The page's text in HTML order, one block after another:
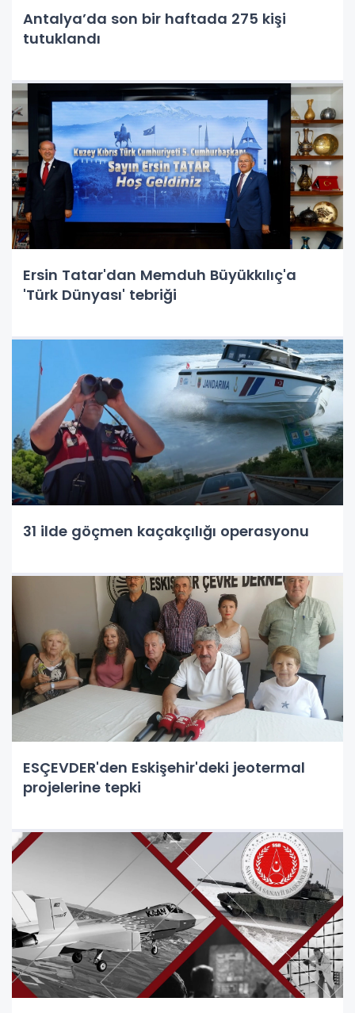
Antalya’da son bir haftada 275 kişi
tutuklandı
Ersin Tatar'dan Memduh Büyükkılıç'a
'Türk Dünyası' tebriği
31 ilde göçmen kaçakçılığı operasyonu
ESÇEVDER'den Eskişehir'deki jeotermal
projelerine tepki